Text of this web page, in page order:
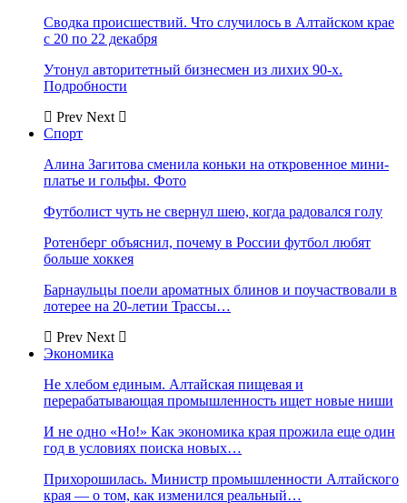
Сводка происшествий. Что случилось в Алтайском крае
с 20 по 22 декабря
Утонул авторитетный бизнесмен из лихих 90-х.
Подробности
Prev Next
Спорт
Алина Загитова сменила коньки на откровенное мини-
платье и гольфы. Фото
Футболист чуть не свернул шею, когда радовался голу
Ротенберг объяснил, почему в России футбол любят
больше хоккея
Барнаульцы поели ароматных блинов и поучаствовали в
лотерее на 20-летии Трассы…
Prev Next
Экономика
Не хлебом единым. Алтайская пищевая и
перерабатывающая промышленность ищет новые ниши
И не одно «Но!» Как экономика края прожила еще один
год в условиях поиска новых…
Прихорошилась. Министр промышленности Алтайского
края — о том, как изменился реальный…